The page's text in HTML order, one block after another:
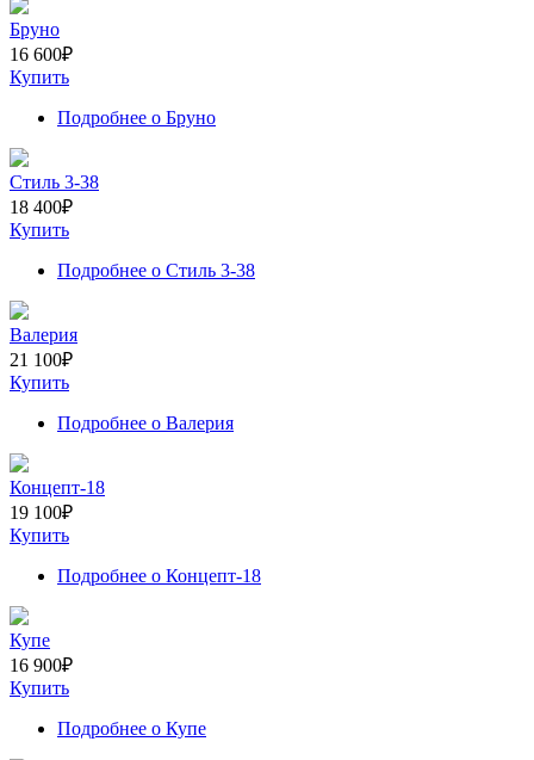
Бруно
16 600₽
Купить
Подробнее о Бруно
Стиль 3-38
18 400₽
Купить
Подробнее о Стиль 3-38
Валерия
21 100₽
Купить
Подробнее о Валерия
Концепт-18
19 100₽
Купить
Подробнее о Концепт-18
Купе
16 900₽
Купить
Подробнее о Купе